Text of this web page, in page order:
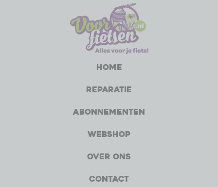
Home
Reparatie
Abonnementen
Webshop
Over ons
Contact